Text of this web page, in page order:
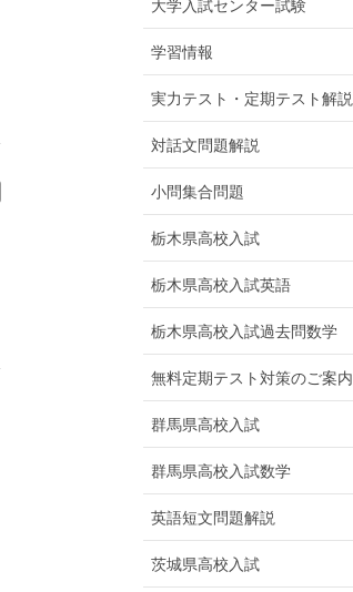
大学入試センター試験
学習情報
実力テスト・定期テスト解説
対話文問題解説
小問集合問題
栃木県高校入試
栃木県高校入試英語
栃木県高校入試過去問数学
無料定期テスト対策のご案内
群馬県高校入試
群馬県高校入試数学
英語短文問題解説
茨城県高校入試